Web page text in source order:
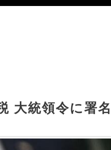
大統領令に署名